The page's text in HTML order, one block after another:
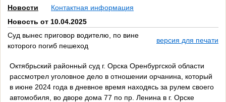
Новости
Контактная информация
Новость от 10.04.2025
Суд вынес приговор водителю, по вине
которого погиб пешеход
версия для печати
Октябрьский районный суд г. Орска Оренбургской области
рассмотрел уголовное дело в отношении орчанина, который
в июне 2024 года в дневное время находясь за рулем своего
автомобиля, во дворе дома 77 по пр. Ленина в г. Орске